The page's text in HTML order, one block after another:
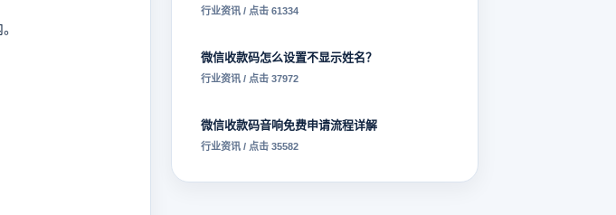
行业资讯 / 点击 61334
微信收款码怎么设置不显示姓名？
行业资讯 / 点击 37972
微信收款码音响免费申请流程详解
行业资讯 / 点击 35582